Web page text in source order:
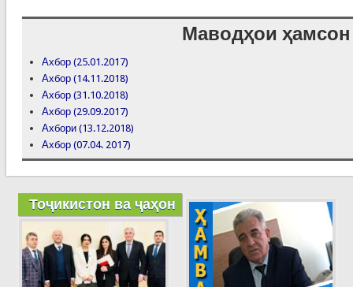
Маводҳои ҳамсон
Ахбор (25.01.2017)
Ахбор (14.11.2018)
Ахбор (31.10.2018)
Ахбор (29.09.2017)
Ахбори (13.12.2018)
Ахбор (07.04. 2017)
Тоҷикистон ва ҷаҳон